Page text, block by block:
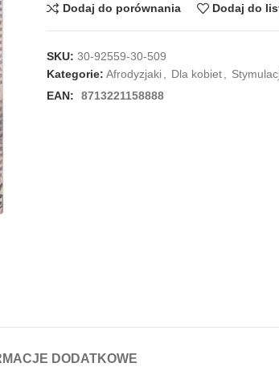
Dodaj do porównania Dodaj do
SKU: 30-92559-30-509
Kategorie: Afrodyzjaki Dla kobiet
EAN:
8713221158888
DODATKOWE